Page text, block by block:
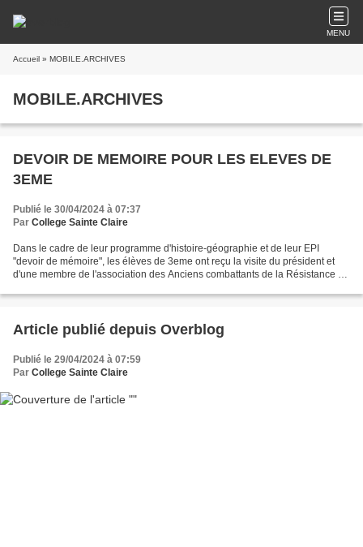
MENU
Accueil » MOBILE.ARCHIVES
MOBILE.ARCHIVES
DEVOIR DE MEMOIRE POUR LES ELEVES DE
3EME
Publié le 30/04/2024 à 07:37
Par College Sainte Claire
Dans le cadre de leur programme d'histoire-géographie et de leur EPI
"devoir de mémoire", les élèves de 3eme ont reçu la visite du président et
d'une membre de l'association des Anciens combattants de la Résistance de
Article publié depuis Overblog
Publié le 29/04/2024 à 07:59
Par College Sainte Claire